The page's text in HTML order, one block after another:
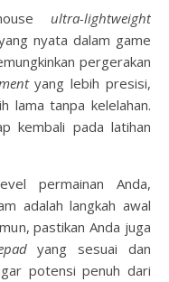
ultra-lightweight
nyata dalam game
pergerakan
yang lebih presisi,
lama tanpa kelelahan.
kembali pada latihan
permainan Anda,
adalah langkah awal
pastikan Anda juga
yang sesuai dan
potensi penuh dari